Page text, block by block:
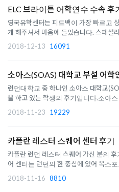
이 있..
ELC 브라이튼 어학연수 수속 후
영국유학센터는 피드백이 가장 빠르고
게 해주셔서 마음에 들었습니다. 스페셜리스트를 보유하고 있는
점도 좋았고요
2018-12-13 16091
소아스(SOAS) 대학교 부설 어학
런던대학교 중 하나인 소아스 대학교
을 하고 있는 학생의 후기입니다.소아스
장점이 있습니다!SOAS 대학교 어학연
어학연수를 ..
2018-11-23 19229
카플란 레스터 스퀘어 센터 후기
카플란 런던 레스터 스퀘어 가신 분의
어 센터는 런던의 한 중심에 있어 옥스포
화 센터로 평균 나이가 33세 인만큼 높은
2018-11-16 8810